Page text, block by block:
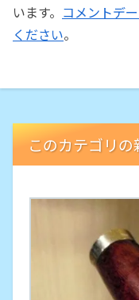
います。 コメントデ
ください。
このカテゴリ